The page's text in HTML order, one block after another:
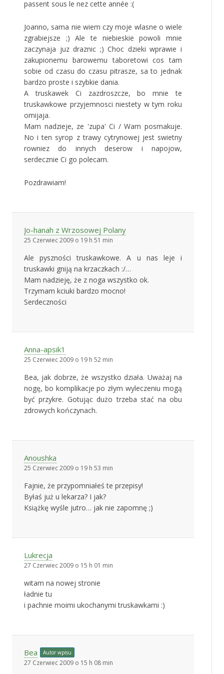
passent sous le nez cette année :(
Joanno, sama nie wiem czy moje wlasne o wiele
zgrabiejsze ;) Ale te niebieskie powoli mnie
zaczynaja juz draznic ;) Choc dzieki wprawie i
zakupionemu barowemu taboretowi cos tam
sobie od czasu do czasu pitrasze, sa to jednak
bardzo proste i szybkie dania.
A truskawek Ci zazdroszcze, bo mnie te
truskawkowe przyjemnosci niestety w tym roku
omijaja.
Mam nadzieje, ze 'zupa' Ci / Wam posmakuje.
No i ten syrop z trawy cytrynowej jest swietny
rowniez do innych deserow i napojow,
serdecznie Ci go polecam.
Pozdrawiam!
Jo-hanah z Wrzosowej Polany
25 Czerwiec 2009 o 19 h 51 min
Ale pyszności truskawkowe. A u nas leje i
truskawki gniją na krzaczkach :/…
Mam nadzieję, że z noga wszystko ok.
Trzymam kciuki bardzo mocno!
Serdeczności
Anna-apsik1
25 Czerwiec 2009 o 19 h 52 min
Bea, jak dobrze, że wszystko działa. Uważaj na
nogę, bo komplikacje po złym wyleczeniu mogą
być przykre. Gotując dużo trzeba stać na obu
zdrowych kończynach.
Anoushka
25 Czerwiec 2009 o 19 h 53 min
Fajnie, że przypomniałeś te przepisy!
Byłaś już u lekarza? I jak?
Książkę wyśle jutro… jak nie zapomnę ;)
Lukrecja
27 Czerwiec 2009 o 15 h 01 min
witam na nowej stronie
ładnie tu
i pachnie moimi ukochanymi truskawkami :)
Bea Autor wpisu
27 Czerwiec 2009 o 15 h 08 min